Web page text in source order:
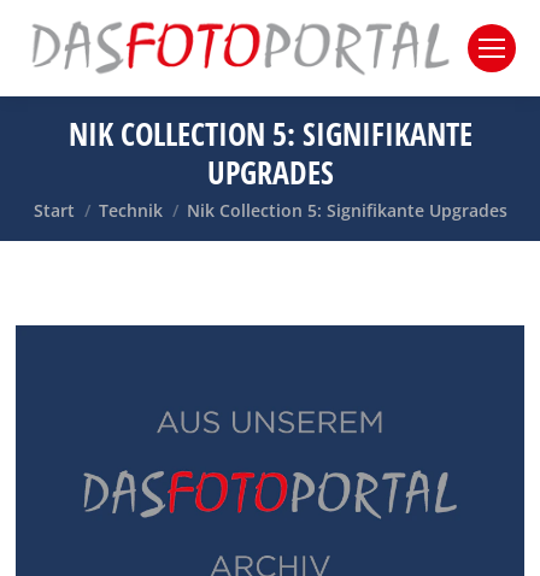
NIK COLLECTION 5: SIGNIFIKANTE
UPGRADES
Sie befinden sich hier:
Start Technik Nik Collection 5: Signifikante Upgrades